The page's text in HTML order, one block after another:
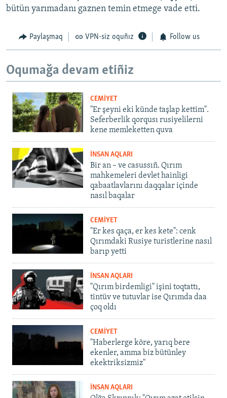
bütün yarımadanı gaznen temin etmege vade etti.
Paylaşmaq VPN-siz oquñız Follow us
Oqumağa devam etiñiz
CEMİYET
"Er şeyni eki künde taşlap kettim".
Seferberlik qorqusı rusiyelilerni
kene memleketten quva
İNSAN AQLARI
Bir an – ve casussıñ. Qırım
mahkemeleri devlet hainligi
qabaatlavlarını daqqalar içinde
nasıl baqalar
CEMİYET
"Er kes qaça, er kes kete": cenk
Qırımdaki Rusiye turistlerine nasıl
barıp yetti
İNSAN AQLARI
"Qırım birdemligi" işini toqtattı,
tintüv ve tutuvlar ise Qırımda daa
çoq oldı
CEMİYET
"Haberlerge köre, yarıq bere
ekenler, amma biz bütünley
ekektriksizmiz"
İNSAN AQLARI